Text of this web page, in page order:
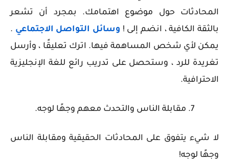
المحادثات حول موضوع اهتمامك. بمجرد أن تشعر
بالثقة الكافية ، انضم إلى ! وسائل التواصل الاجتماعي .
يمكن لأي شخص المساهمة فيها. اترك تعليقًا ، وأرسل
تغريدة للرد ، وستحصل على تدريب رائع للغة الإنجليزية
الاحترافية.
7. مقابلة الناس والتحدث معهم وجهًا لوجه.
لا شيء يتفوق على المحادثات الحقيقية ومقابلة الناس
وجهًا لوجه!